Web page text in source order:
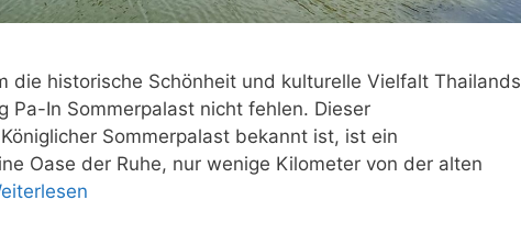
die historische Schönheit und kulturelle Vielfalt Thailands
Pa-In Sommerpalast nicht fehlen. Dieser
Sommerpalast bekannt ist, ist ein
Oase der Ruhe, nur wenige Kilometer von der alten